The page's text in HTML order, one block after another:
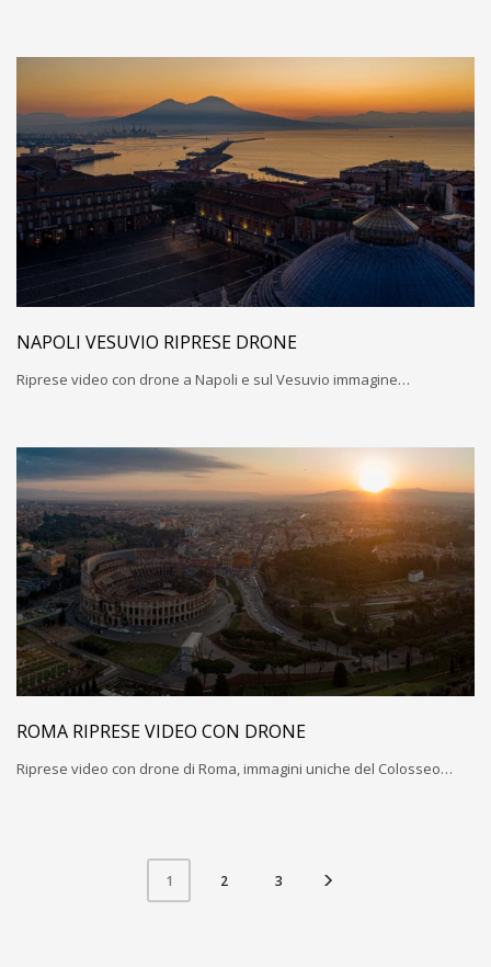
NAPOLI VESUVIO RIPRESE DRONE
Riprese video con drone a Napoli e sul Vesuvio immagine…
ROMA RIPRESE VIDEO CON DRONE
Riprese video con drone di Roma, immagini uniche del Colosseo…
1 2 3